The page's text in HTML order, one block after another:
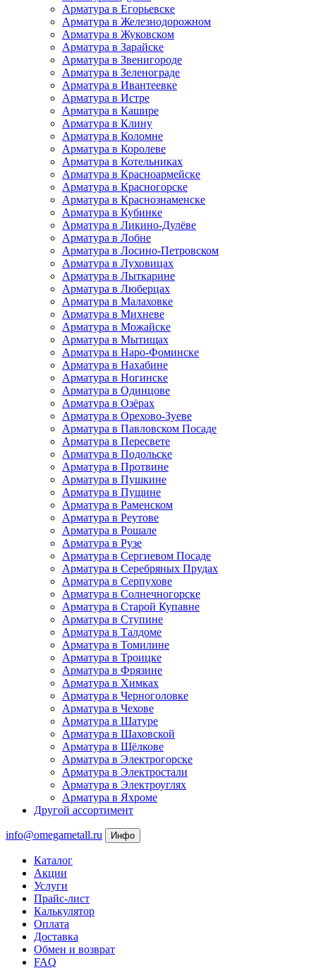
Арматура в Егорьевске
Арматура в Железнодорожном
Арматура в Жуковском
Арматура в Зарайске
Арматура в Звенигороде
Арматура в Зеленограде
Арматура в Ивантеевке
Арматура в Истре
Арматура в Кашире
Арматура в Клину
Арматура в Коломне
Арматура в Королеве
Арматура в Котельниках
Арматура в Красноармейске
Арматура в Красногорске
Арматура в Краснознаменске
Арматура в Кубинке
Арматура в Ликино-Дулёве
Арматура в Лобне
Арматура в Лосино-Петровском
Арматура в Луховицах
Арматура в Лыткарине
Арматура в Люберцах
Арматура в Малаховке
Арматура в Михневе
Арматура в Можайске
Арматура в Мытищах
Арматура в Наро-Фоминске
Арматура в Нахабине
Арматура в Ногинске
Арматура в Одинцове
Арматура в Озёрах
Арматура в Орехово-Зуеве
Арматура в Павловском Посаде
Арматура в Пересвете
Арматура в Подольске
Арматура в Протвине
Арматура в Пушкине
Арматура в Пущине
Арматура в Раменском
Арматура в Реутове
Арматура в Рошале
Арматура в Рузе
Арматура в Сергиевом Посаде
Арматура в Серебряных Прудах
Арматура в Серпухове
Арматура в Солнечногорске
Арматура в Старой Купавне
Арматура в Ступине
Арматура в Талдоме
Арматура в Томилине
Арматура в Троицке
Арматура в Фрязине
Арматура в Химках
Арматура в Черноголовке
Арматура в Чехове
Арматура в Шатуре
Арматура в Шаховской
Арматура в Щёлкове
Арматура в Электрогорске
Арматура в Электростали
Арматура в Электроуглях
Арматура в Яхроме
Другой ассортимент
info@omegametall.ru Инфо
Каталог
Акции
Услуги
Прайс-лист
Калькулятор
Оплата
Доставка
Обмен и возврат
FAQ